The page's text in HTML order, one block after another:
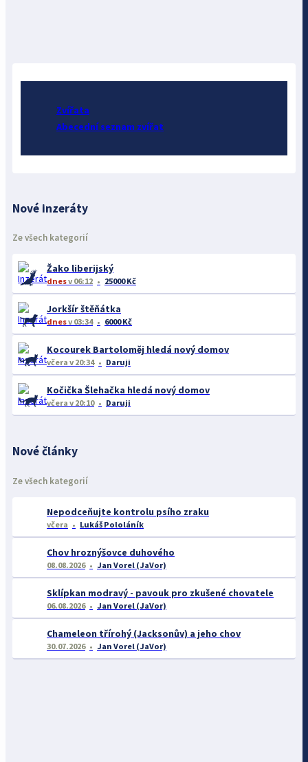
Zvířata
Abecední seznam zvířat
Nové inzeráty
Ze všech kategorií
Žako liberijský
dnesv 06:12 25000 Kč
Jorkšír štěňátka
dnesv 03:34 6000 Kč
Kocourek Bartoloměj hledá nový domov
včera v 20:34 Daruji
Kočička Šlehačka hledá nový domov
včera v 20:10 Daruji
Nové články
Ze všech kategorií
Nepodceňujte kontrolu psího zraku
včera Lukáš Pololáník
Chov hroznýšovce duhového
08.08.2026 Jan Vorel (JaVor)
Sklípkan modravý - pavouk pro zkušené chovatele
06.08.2026 Jan Vorel (JaVor)
Chameleon třírohý (Jacksonův) a jeho chov
30.07.2026 Jan Vorel (JaVor)